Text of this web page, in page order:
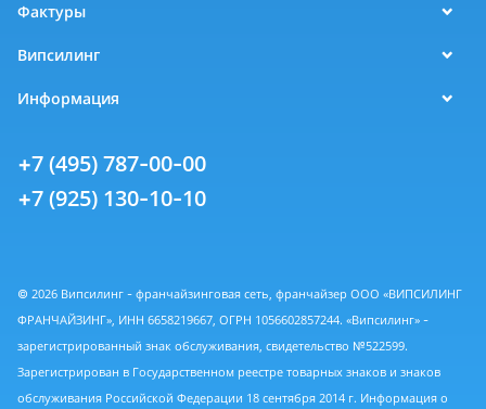
Фактуры
Випсилинг
Информация
+7 (495) 787-00-00
+7 (925) 130-10-10
© 2026 Випсилинг - франчайзинговая сеть, франчайзер ООО «ВИПСИЛИНГ
ФРАНЧАЙЗИНГ», ИНН 6658219667, ОГРН 1056602857244. «Випсилинг» -
зарегистрированный знак обслуживания, свидетельство №522599.
Зарегистрирован в Государственном реестре товарных знаков и знаков
обслуживания Российской Федерации 18 сентября 2014 г. Информация о